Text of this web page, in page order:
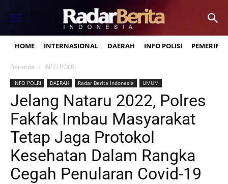
HOME INTERNASIONAL DAERAH INFO POLISI
Beranda INFO POLRI
INFO POLRI DAERAH Radar Berita Indonesia UMUM
Jelang Nataru 2022, Polres
Fakfak Imbau Masyarakat
Tetap Jaga Protokol
Kesehatan Dalam Rangka
Cegah Penularan Covid-19